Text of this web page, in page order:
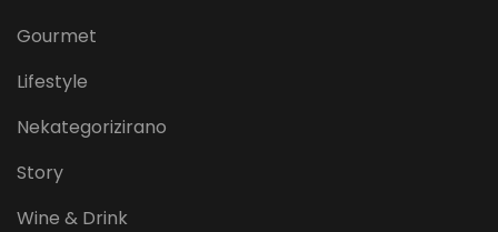
Gourmet
Lifestyle
Nekategorizirano
Story
Wine & Drink